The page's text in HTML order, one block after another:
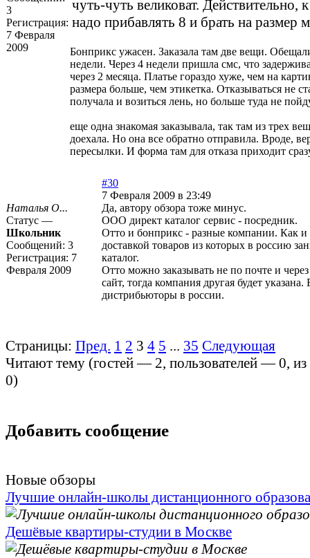
3
Регистрация:
7 Февраля
2009
чуть-чуть великоват. Действительно,
надо прибавлять 8 и брать на размер
Бонприкс ужасен. Заказала там две вещи.
недели. Через 4 недели пришла смс, что
через 2 месяца. Платье гораздо хуже, чем на
размера больше, чем этикетка. Отказываться не
получала и возиться лень, но больше туда не
еще одна знакомая заказывала, так там из трех
доехала. Но она все обратно отправила. Вроде,
пересылки. И форма там для отказа приходит
Наталья О...
Статус —
Школьник
Сообщений: 3
Регистрация: 7
Февраля 2009
#30
7 Февраля 2009 в 23:49
Да, автору обзора тоже минус.
ООО директ каталог сервис - посредник.
Отто и бонприкс - разные компании. Как и
доставкой товаров из которых в россию
каталог.
Отто можно заказывать не по почте и
сайт, тогда компания другая будет указана.
дистрибьюторы в россии.
Страницы: Пред. 1 2 3 4 5 ... 35 Следующая
Читают тему (гостей — 2, пользователей —0,
0)
Добавить сообщение
Новые обзоры
Лучшие онлайн-школы дистанционного
Дешёвые квартиры-студии в Москве